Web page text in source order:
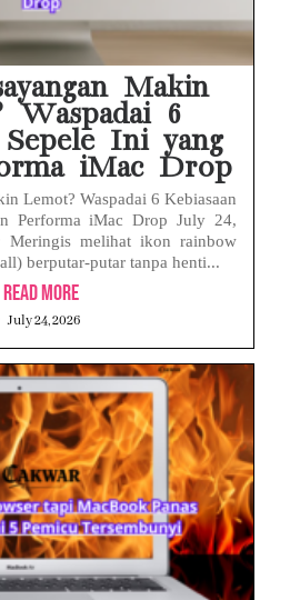
Makin
Waspadai 6
Sepele Ini yang
iMac Drop
Lemot? Waspadai 6 Kebiasaan
Performa iMac Drop July 24,
Meringis melihat ikon rainbow
berputar-putar tanpa henti...
Read More
July 24, 2026